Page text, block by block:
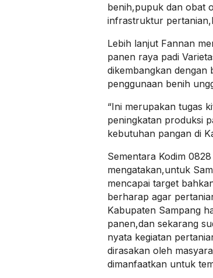
benih,pupuk dan obat
infrastruktur
Lebih lanjut Fannan
panen raya padi
dikembangkan dengan
penggunaan benih
“Ini merupakan tugas
peningkatan produksi
kebutuhan pangan di
Sementara Kodim
mengatakan,untuk
mencapai target
berharap agar
Kabupaten Sampang
panen,dan sekarang
nyata kegiatan
dirasakan oleh
dimanfaatkan untuk